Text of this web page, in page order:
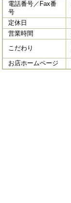
電話番号／Fax番
号
定休日
営業時間
こだわり
お店ホームページ